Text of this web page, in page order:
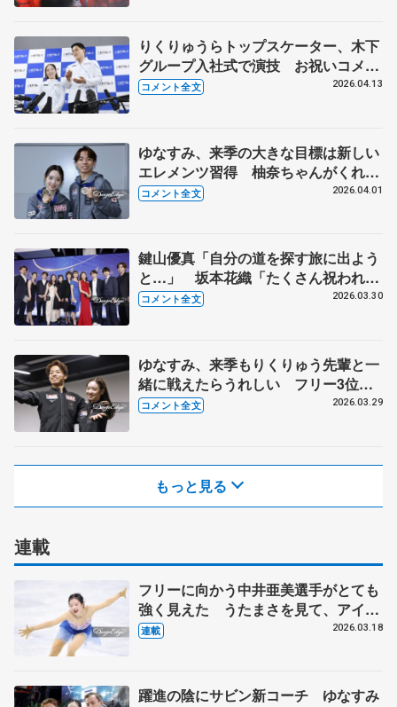
りくりゅうらトップスケーター、木下
グループ入社式で演技 お祝いコメン
ト、呪文のように練習したが...【入社
コメント全文 2026.04.13
ゆなすみ、来季の大きな目標は新しい
エレメンツ習得 柚奈ちゃんがくれた
ビールを解禁「おいしかったー」【世
コメント全文 2026.04.01
鍵山優真「自分の道を探す旅に出よう
と…」 坂本花織「たくさん祝われて
また泣きました（笑）」 ISUアワー
コメント全文 2026.03.30
ゆなすみ、来季もりくりゅう先輩と一
緒に戦えたらうれしい フリー3位の
メダルをハゼボロと同じ台でもらえて
コメント全文 2026.03.29
もっと見る
連載
フリーに向かう中井亜美選手がとても
強く見えた うたまさを見て、アイス
ダンスをやる選手が出てきてほしい
連載 2026.03.18
躍進の陰にサビン新コーチ ゆなすみ